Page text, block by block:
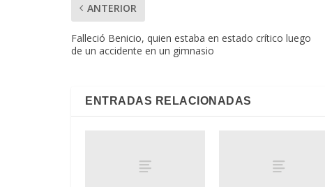
ANTERIOR
Falleció Benicio, quien estaba en estado crítico luego
de un accidente en un gimnasio
ENTRADAS RELACIONADAS